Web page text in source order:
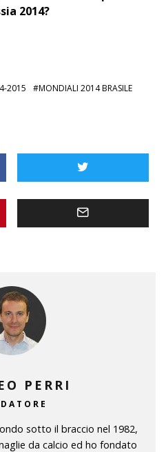
2014?
2015
MONDIALI 2014 BRASILE
PERRI
sotto il braccio nel 1982,
da calcio ed ho fondato